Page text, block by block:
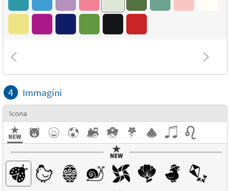
4 Immagini
Icona